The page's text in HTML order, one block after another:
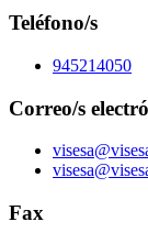
Teléfono/s
945214050
Correo/s
Fax